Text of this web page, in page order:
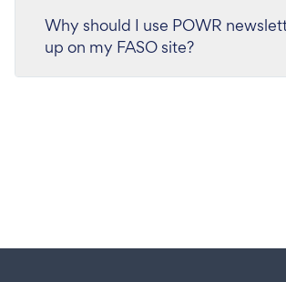
Why should I use POWR
up on my FASO site?